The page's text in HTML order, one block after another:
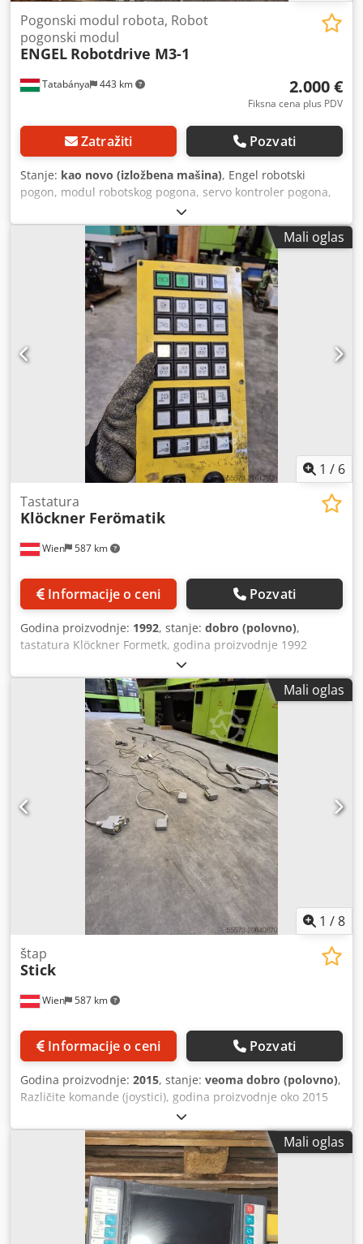
Tatabánya 443 km
Pogonski modul robota, Robot
pogonski modul
ENGEL Robotdrive M3-1
2.000 €
Fiksna cena plus PDV
Zatražiti Pozvati
Stanje: kao novo (izložbena mašina), Engel robotski
pogon, modul robotskog pogona, servo kontroler pogona,
korišćena mašina Proizvođač: Sigmatek (Engel) Model:
Robotdrive M3-1 Godina proizvodnje: 2018 Nominalna
ulazna snaga: 4 kW Cedpfx Aezmyrwskijrf Komunikacioni
interfejs: EtherCAT (brzi industrijski sabirni sistem) Ulazni
napon iz mreže: 3 × 380–480 V AC, 50/60 Hz Izlazni napon:
560 V AC Izlazna frekvencija: 0–8000 Hz Nominalna izlazna
struja po osi (na 45 °C): Osa 1: 5 / 10 A Osa 2: 10 / 20 A Osa
3: 10 / 20 A Ukupne dimenzije: Širina: 390 mm Dubina: 210
mm Visina: 190 mm
Mali oglas
1 / 6
Wien 587 km
Tastatura
Klöckner Ferömatik
Informacije o ceni Pozvati
Godina proizvodnje: 1992, stanje: dobro (polovno),
tastatura Klöckner Formetk, godina proizvodnje 1992
Mali oglas
1 /8
Wien 587 km
štap
Stick
Informacije o ceni Pozvati
Godina proizvodnje: 2015, stanje: veoma dobro (polovno),
Različite komande (joystici), godina proizvodnje oko 2015
Mali oglas